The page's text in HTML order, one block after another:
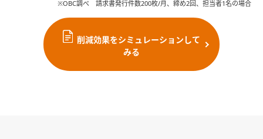
※OBC調べ 請求書発行件数200枚/月、締め2回、担当者1名の場合
削減効果をシミュレーションして
みる